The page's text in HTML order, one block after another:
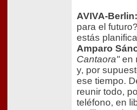
AVIVA-Berlin:
para el
estás
Amparo
Cantaora"en
y, por
ese tiempo.
reunir todo,
teléfono, en